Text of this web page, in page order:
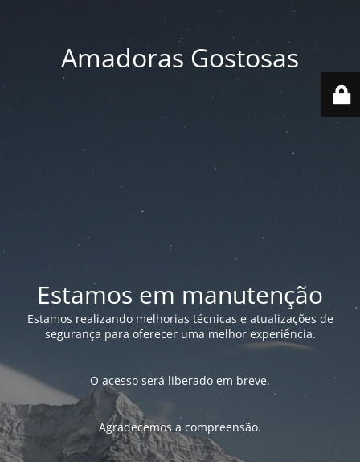
Amadoras Gostosas
Estamos em manutenção
Estamos realizando melhorias técnicas e atualizações de
segurança para oferecer uma melhor experiência.
O acesso será liberado em breve.
Agradecemos a compreensão.